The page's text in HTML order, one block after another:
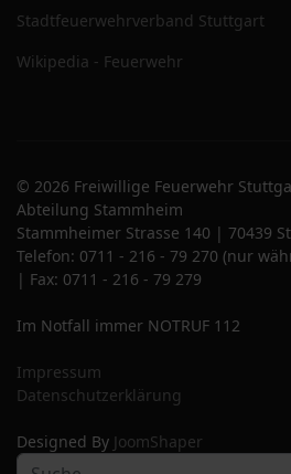
Stadtfeuerwehrverband Stuttgart
Wikipedia - Feuerwehr
© 2026 Freiwillige Feuerwehr
Abteilung Stammheim
Stammheimer Strasse 140 | 70439
Telefon: 0711 - 216 - 79 270 (nur
| Fax: 0711 - 216 - 79 279
Im Notfall immer NOTRUF 112
Impressum
Datenschutzerklärung
Designed By JoomShaper